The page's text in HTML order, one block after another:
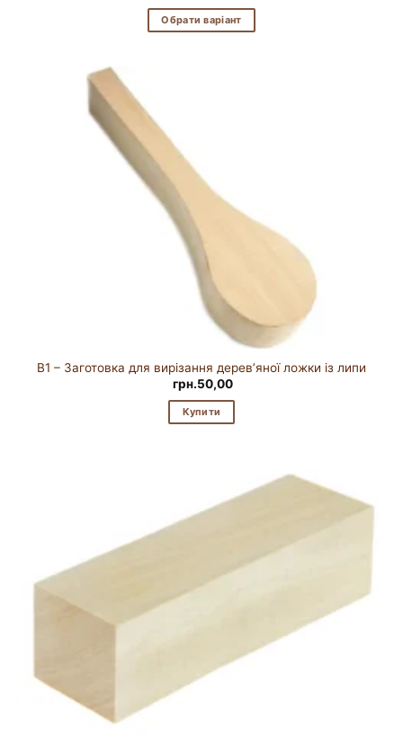
Обрати варіант
вибрати
на
сторінці
B1 – Заготовка для вирізання дерев’яної ложки із липи
грн.50,00
Купити